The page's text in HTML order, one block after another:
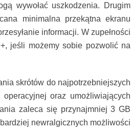
wywołać uszkodzenia. Drugim
minimalna przekątna ekranu
informacji. W zupełności
jeśli możemy sobie pozwolić na
skrótów do najpotrzebniejszych
oraz umożliwiających
zaleca się przynajmniej 3 GB
newralgicznych możliwości